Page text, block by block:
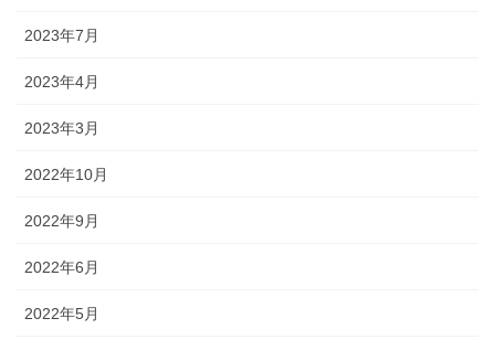
2023年7月
2023年4月
2023年3月
2022年10月
2022年9月
2022年6月
2022年5月